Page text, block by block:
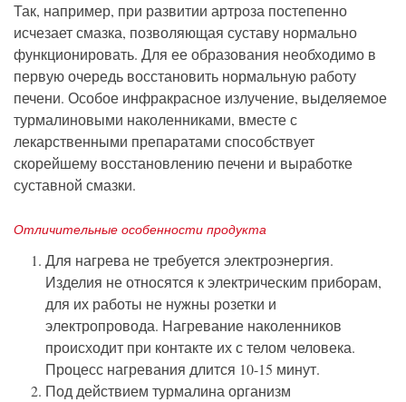
Так, например, при развитии артроза постепенно
исчезает смазка, позволяющая суставу нормально
функционировать. Для ее образования необходимо в
первую очередь восстановить нормальную работу
печени. Особое инфракрасное излучение, выделяемое
турмалиновыми наколенниками, вместе с
лекарственными препаратами способствует
скорейшему восстановлению печени и выработке
суставной смазки.
Отличительные особенности продукта
Для нагрева не требуется электроэнергия.
Изделия не относятся к электрическим приборам,
для их работы не нужны розетки и
электропровода. Нагревание наколенников
происходит при контакте их с телом человека.
Процесс нагревания длится 10-15 минут.
Под действием турмалина организм